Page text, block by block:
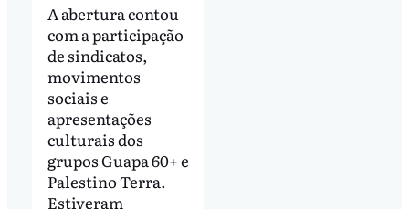
A abertura contou
com a participação
de sindicatos,
movimentos
sociais e
apresentações
culturais dos
grupos Guapa 60+ e
Palestino Terra.
Estiveram